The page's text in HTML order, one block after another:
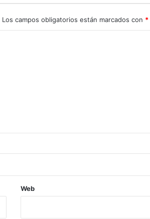
Los campos obligatorios están marcados con *
Web